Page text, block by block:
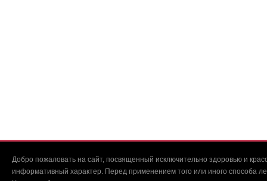
Добро пожаловать на сайт, посвященный исключительно здоровью и
информативный характер. Перед применением того или иного способа